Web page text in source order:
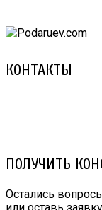
КОНТАКТЫ
ПОЛУЧИТЬ
Остались